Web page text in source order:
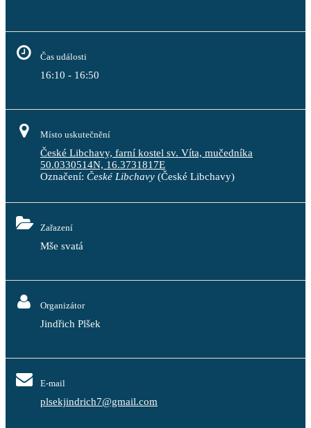
Čas události
16:10 - 16:50
Místo uskutečnění
České Libchavy, farní kostel sv. Víta, mučedníka
50.0330514N, 16.3731817E
Označení: České Libchavy (České Libchavy)
Zařazení
Mše svatá
Organizátor
Jindřich Plšek
E-mail
plsekjindrich7@gmail.com